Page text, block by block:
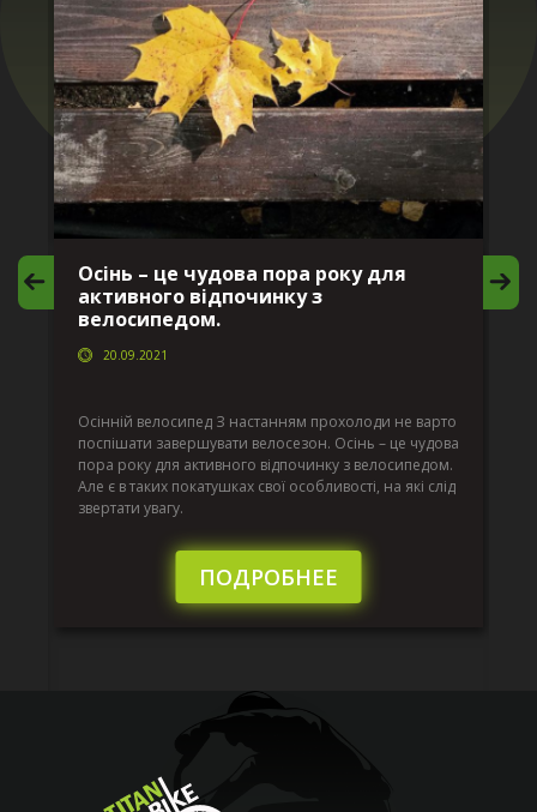
Осінь – це чудова пора року для
активного відпочинку з
велосипедом.
20.09.2021
Осінній велосипед З настанням прохолоди не варто
поспішати завершувати велосезон. Осінь – це чудова
пора року для активного відпочинку з велосипедом.
Але є в таких покатушках свої особливості, на які слід
звертати увагу.
ПОДРОБНЕЕ